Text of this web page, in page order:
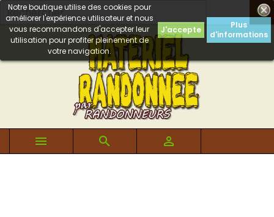

Notre boutique utilise des cookies pour
améliorer l'expérience utilisateur et nous
vous recommandons d'accepter leur
utilisation pour profiter pleinement de
votre navigation.
J'accepte
Plus
d'informations
  